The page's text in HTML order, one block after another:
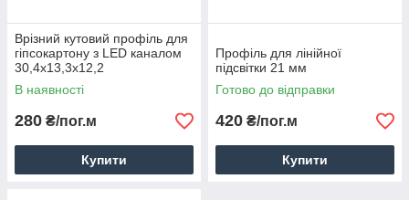
Врізний кутовий профіль для
гіпсокартону з LED каналом
30,4х13,3х12,2
В наявності
280 ₴/пог.м
Купити
Профіль для лінійної
підсвітки 21 мм
Готово до відправки
420 ₴/пог.м
Купити